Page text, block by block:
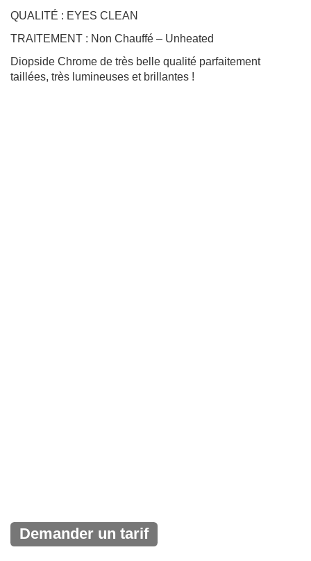
QUALITÉ : EYES CLEAN
TRAITEMENT : Non Chauffé – Unheated
Diopside Chrome de très belle qualité parfaitement
taillées, très lumineuses et brillantes !
Demander un tarif